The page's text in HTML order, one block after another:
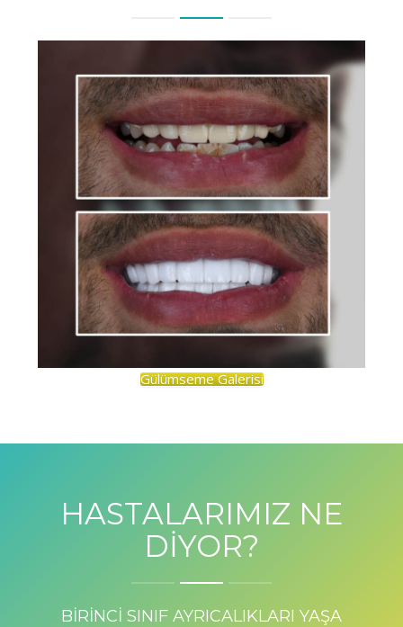
Gülümseme Galerisi
HASTALARIMIZ NE
DİYOR?
BİRİNCİ SINIF AYRICALIKLARI YAŞA